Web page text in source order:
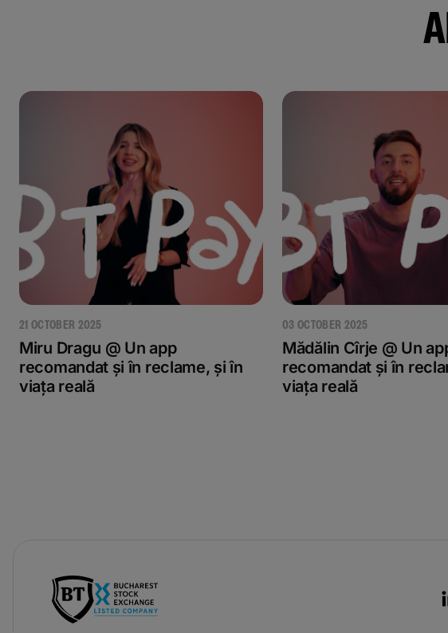
21 OCTOBER 2025
Miru Dragu @ Un app
recomandat și în reclame, și în
viața reală
03 OCTOBER 2025
Mădălin Cîrje @ Un
recomandat și în
viața reală